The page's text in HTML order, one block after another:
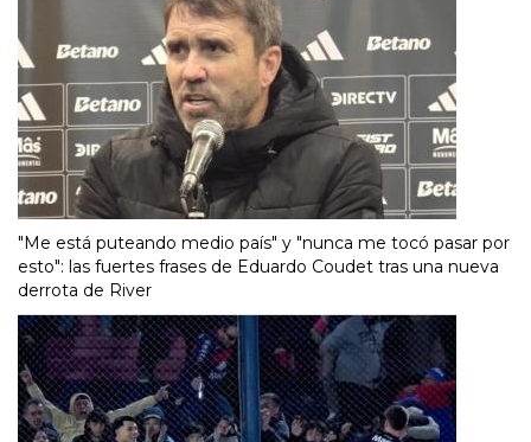
"Me está puteando medio país" y "nunca me tocó pasar por
esto": las fuertes frases de Eduardo Coudet tras una nueva
derrota de River